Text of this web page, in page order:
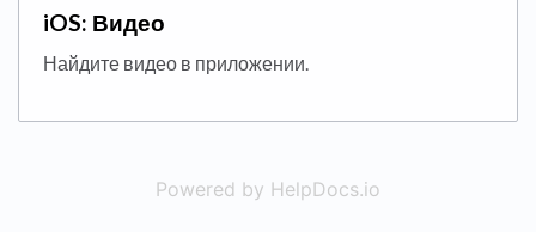
iOS: Видео
Найдите видео в приложении.
Powered by HelpDocs.io